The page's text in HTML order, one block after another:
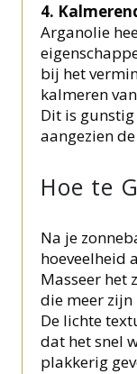
4.
Arganolie
bij het
kalmeren
Dit is
aangezien
Hoe te
Na je
hoeveelheid
Masseer het
die meer
De lichte
dat het snel
plakkerig